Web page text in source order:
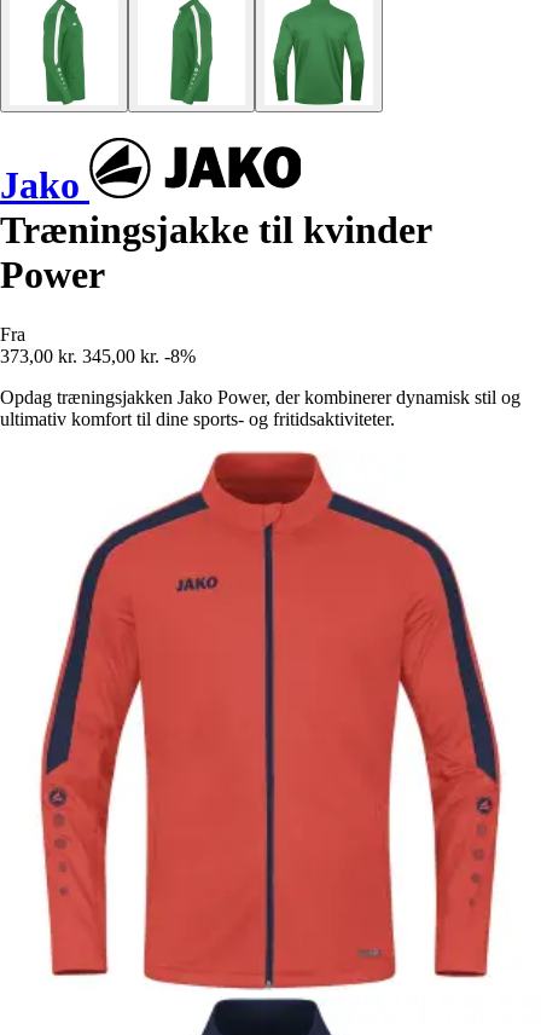
Jako
Træningsjakke til kvinder
Power
Fra
373,00 kr. 345,00 kr. -8%
Opdag træningsjakken Jako Power, der kombinerer dynamisk stil og
ultimativ komfort til dine sports- og fritidsaktiviteter.